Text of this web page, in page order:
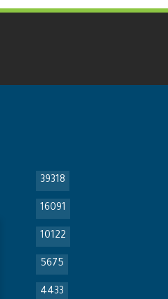
39318
16091
10122
5675
4433